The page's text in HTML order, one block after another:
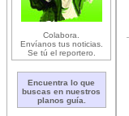
Colabora.
Envíanos tus noticias.
Se tú el reportero.
Encuentra lo que
buscas en nuestros
planos guía.